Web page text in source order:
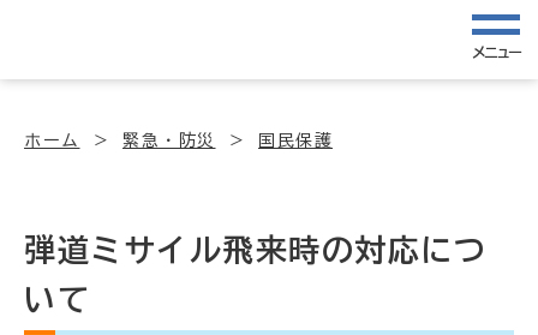
メニュー
ホーム 緊急・防災 国民保護
弾道ミサイル飛来時の対応につ
いて